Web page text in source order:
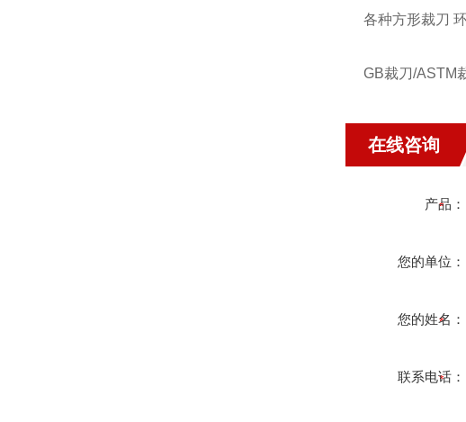
各种方形裁刀
GB裁刀/ASTM
在线咨询
产品：
您的单位：
您的姓名：
联系电话：